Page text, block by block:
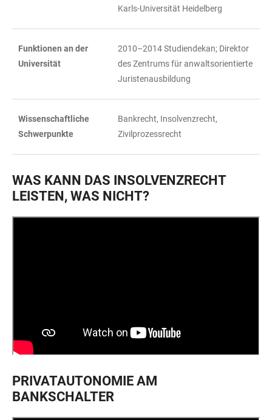
Karls-Universität Heidelberg
Funktionen an der
Universität
2010–2014 Studiendekan; Direktor
des Zentrums für anwaltsorientierte
Juristenausbildung
Wissenschaftliche
Schwerpunkte
Bankrecht, Insolvenzrecht,
Zivilprozessrecht
WAS KANN DAS INSOLVENZRECHT
LEISTEN, WAS NICHT?
PRIVATAUTONOMIE AM
BANKSCHALTER